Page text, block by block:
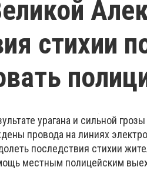
стихии
урагана и сильной грозы
дены провода на линиях
последствия стихии
местным полицейским